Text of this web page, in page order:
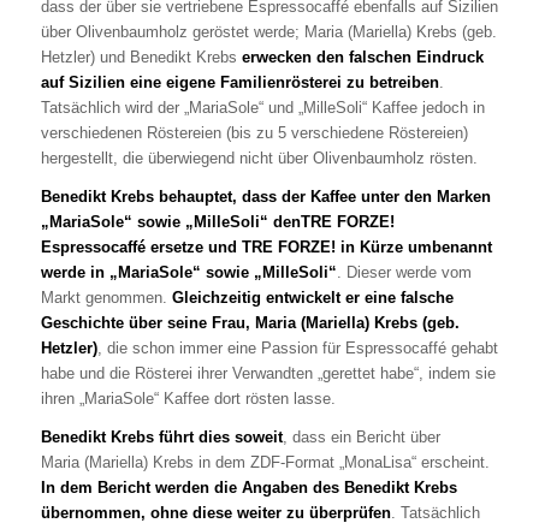
dass der über sie vertriebene Espressocaffé ebenfalls auf Sizilien
über Olivenbaumholz geröstet werde; Maria (Mariella) Krebs (geb.
Hetzler) und Benedikt Krebs erwecken den falschen Eindruck
auf Sizilien eine eigene Familienrösterei zu betreiben.
Tatsächlich wird der „MariaSole“ und „MilleSoli“ Kaffee jedoch in
verschiedenen Röstereien (bis zu 5 verschiedene Röstereien)
hergestellt, die überwiegend nicht über Olivenbaumholz rösten.
Benedikt Krebs behauptet, dass der Kaffee unter den Marken
„MariaSole“ sowie „MilleSoli“ denTRE FORZE!
Espressocaffé ersetze und TRE FORZE! in Kürze umbenannt
werde in „MariaSole“ sowie „MilleSoli“. Dieser werde vom
Markt genommen. Gleichzeitig entwickelt er eine falsche
Geschichte über seine Frau, Maria (Mariella) Krebs (geb.
Hetzler), die schon immer eine Passion für Espressocaffé gehabt
habe und die Rösterei ihrer Verwandten „gerettet habe“, indem sie
ihren „MariaSole“ Kaffee dort rösten lasse.
Benedikt Krebs führt dies soweit, dass ein Bericht über
Maria (Mariella) Krebs in dem ZDF-Format „MonaLisa“ erscheint.
In dem Bericht werden die Angaben des Benedikt Krebs
übernommen, ohne diese weiter zu überprüfen. Tatsächlich